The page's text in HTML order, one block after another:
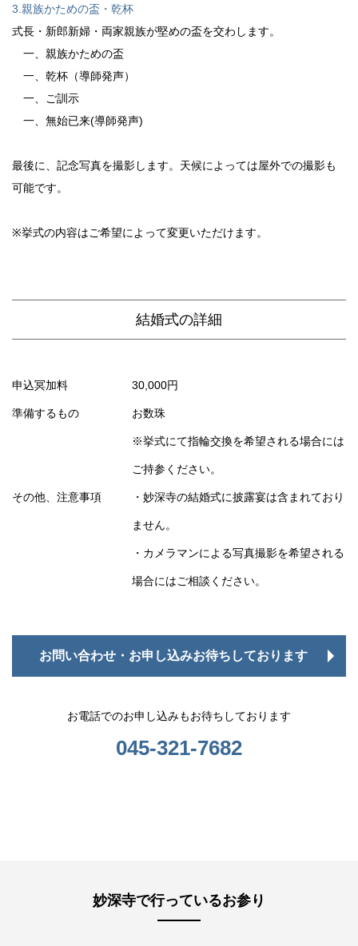
3.親族かための盃・乾杯
式長・新郎新婦・両家親族が堅めの盃を交わします。
一、親族かための盃
一、乾杯（導師発声）
一、ご訓示
一、無始已来(導師発声)
最後に、記念写真を撮影します。天候によっては屋外での撮影も
可能です。
※挙式の内容はご希望によって変更いただけます。
結婚式の詳細
申込冥加料 30,000円
準備するもの お数珠
※挙式にて指輪交換を希望される場合には
ご持参ください。
その他、注意事項 ・妙深寺の結婚式に披露宴は含まれており
ません。
・カメラマンによる写真撮影を希望される
場合にはご相談ください。
お問い合わせ・お申し込みお待ちしております
お電話でのお申し込みもお待ちしております
045-321-7682
妙深寺で行っているお参り